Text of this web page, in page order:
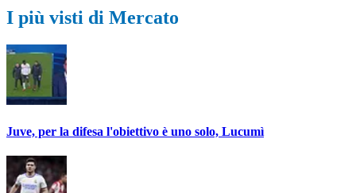
I più visti di Mercato
Juve, per la difesa l'obiettivo è uno solo, Lucumì